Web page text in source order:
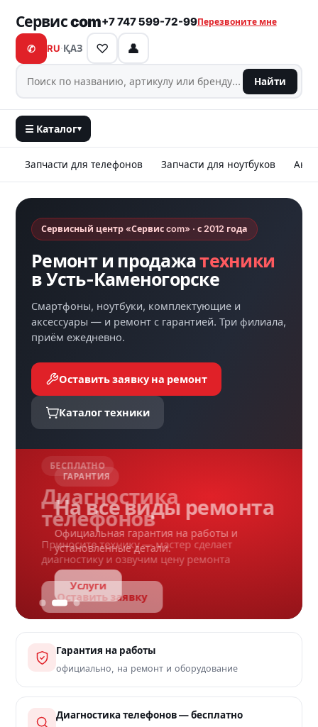
Сервис com
Найти
+7 747 599-72-99Перезвоните мне
✆ RU·ҚАЗ ♡ 👤
☰ Каталог▾
Запчасти для телефонов Запчасти для ноутбуков
Сервисный центр «Сервис com» · с 2012 года
Ремонт и продажатехники
в Усть-Каменогорске
Смартфоны, ноутбуки, комплектующие и
аксессуары — и ремонт с гарантией. Три филиала,
приём ежедневно.
Оставить заявку на ремонт
Каталог техники
ГАРАНТИЯ
На все виды ремонта
Официальная гарантия на работы и
установленные детали.
Услуги
Гарантия на работы
официально, на ремонт и оборудование
Диагностика телефонов — бесплатно